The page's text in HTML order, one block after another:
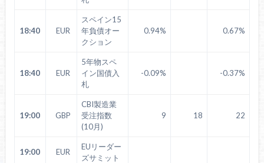
18:40 EUR
スペイン15
年負債オー
クション
0.94% 0.67%
18:40 EUR
5年物スペ
イン国債入
札
-0.09% -0.37%
19:00 GBP
CBI製造業
受注指数
(10月)
9 18 22
19:00 EUR
EUリーダー
ズサミット